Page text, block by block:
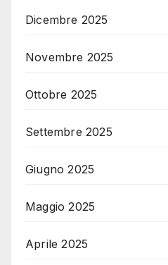
Dicembre 2025
Novembre 2025
Ottobre 2025
Settembre 2025
Giugno 2025
Maggio 2025
Aprile 2025